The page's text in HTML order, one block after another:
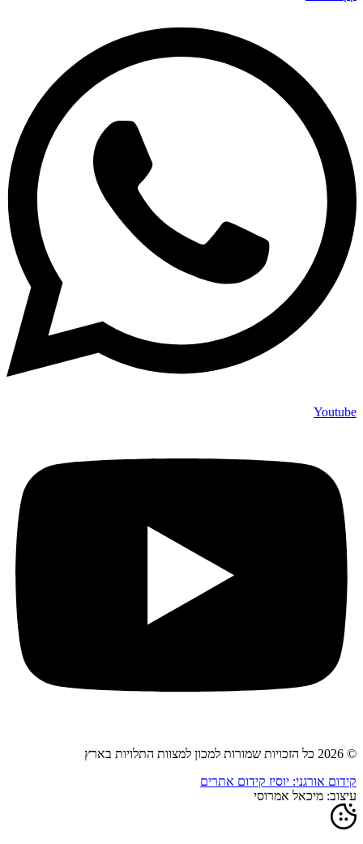
Youtube
© 2026 כל הזכויות שמורות למכון למצוות התלויות בארץ
קידום אורגני: יוסיז קידום אתרים
עיצוב: מיכאל אמרוסי